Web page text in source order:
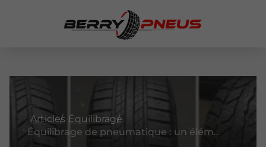
Articles Équilibrage
Équilibrage de pneumatique : un élément clé pour la sécurité et la performance